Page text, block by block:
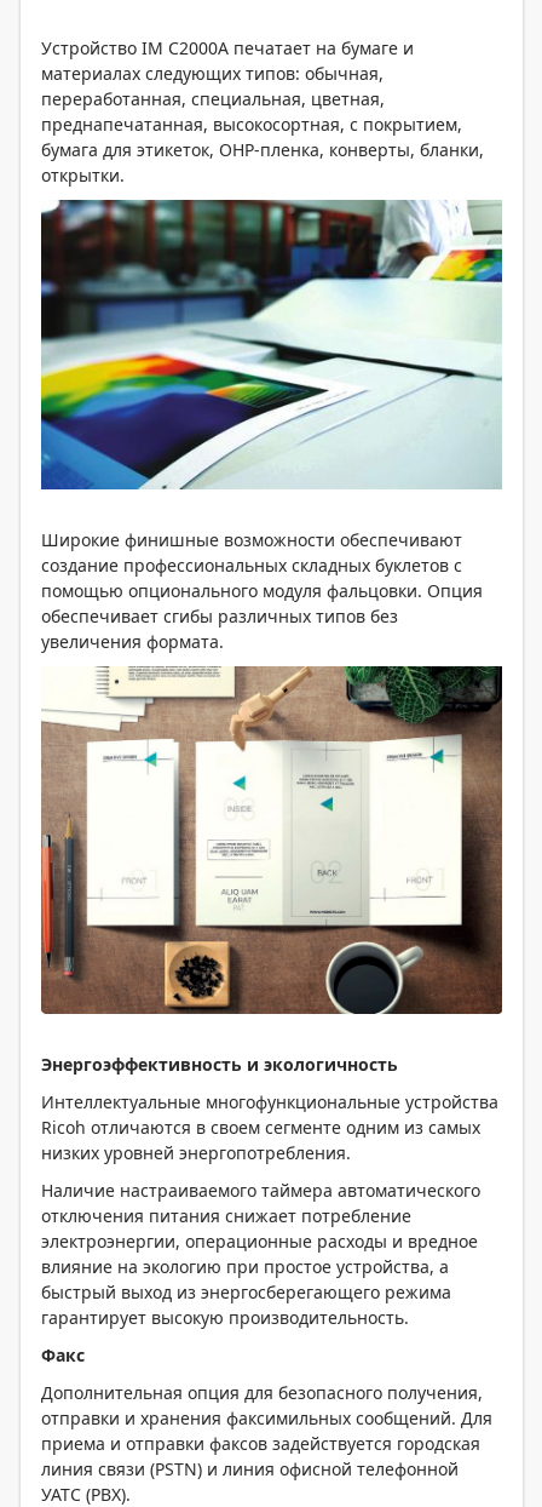
Устройство IM C2000A печатает на бумаге и
материалах следующих типов: обычная,
переработанная, специальная, цветная,
преднапечатанная, высокосортная, с покрытием,
бумага для этикеток, OHP-пленка, конверты, бланки,
открытки.
Широкие финишные возможности обеспечивают
создание профессиональных складных буклетов с
помощью опционального модуля фальцовки. Опция
обеспечивает сгибы различных типов без
увеличения формата.
Энергоэффективность и экологичность
Интеллектуальные многофункциональные устройства
Ricoh отличаются в своем сегменте одним из самых
низких уровней энергопотребления.
Наличие настраиваемого таймера автоматического
отключения питания снижает потребление
электроэнергии, операционные расходы и вредное
влияние на экологию при простое устройства, а
быстрый выход из энергосберегающего режима
гарантирует высокую производительность.
Факс
Дополнительная опция для безопасного получения,
отправки и хранения факсимильных сообщений. Для
приема и отправки факсов задействуется городская
линия связи (PSTN) и линия офисной телефонной
УАТС (PBX).